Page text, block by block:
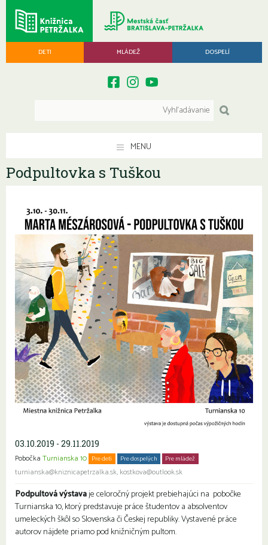
DETI MLÁDEŽ DOSPELÍ
MENU
Podpultovka s Tuškou
03.10.2019 - 29.11.2019
Pobočka Turnianska 10 Pre deti Pre dospelých Pre mládež
turnianska@kniznicapetrzalka.sk, kostkova@outlook.sk
Podpultová výstavaje celoročný projekt prebiehajúci na pobočke
Turnianska 10, ktorý predstavuje práce študentov a absolventov
umeleckých škôl so Slovenska či Českej republiky. Vystavené práce
autorov nájdete priamo pod knižničným pultom.